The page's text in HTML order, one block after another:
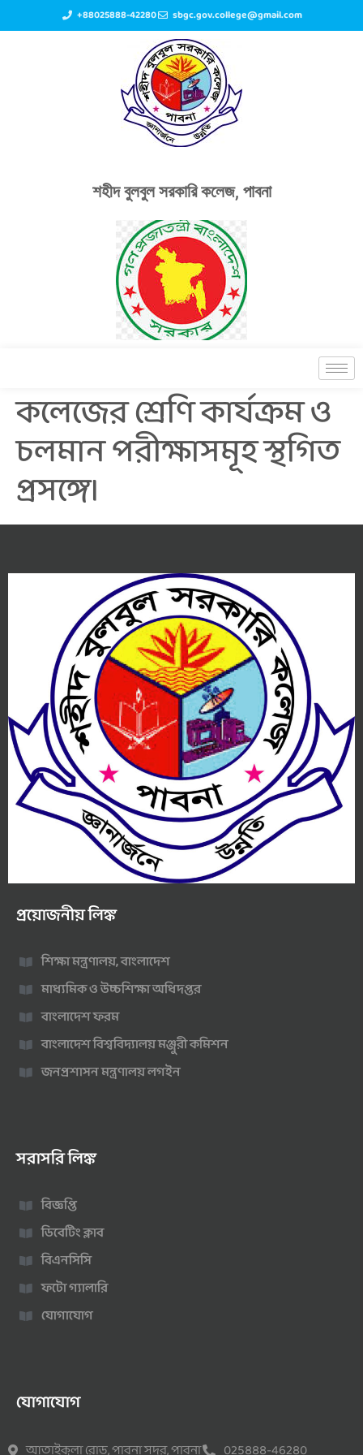
+88025888-42280 sbgc.gov.college@gmail.com
শহীদ বুলবুল সরকারি কলেজ, পাবনা
কলেজের শ্রেণি কার্যক্রম ও
চলমান পরীক্ষাসমূহ স্থগিত
প্রসঙ্গে।
প্রয়োজনীয় লিঙ্ক
শিক্ষা মন্ত্রণালয়, বাংলাদেশ
মাধ্যমিক ও উচ্চশিক্ষা অধিদপ্তর
বাংলাদেশ ফরম
বাংলাদেশ বিশ্ববিদ্যালয় মঞ্জুরী কমিশন
জনপ্রশাসন মন্ত্রণালয় লগইন
সরাসরি লিঙ্ক
বিজ্ঞপ্তি
ডিবেটিং ক্লাব
বিএনসিসি
ফটো গ্যালারি
যোগাযোগ
যোগাযোগ
আতাইকুলা রোড, পাবনা সদর, পাবনা 025888-46280